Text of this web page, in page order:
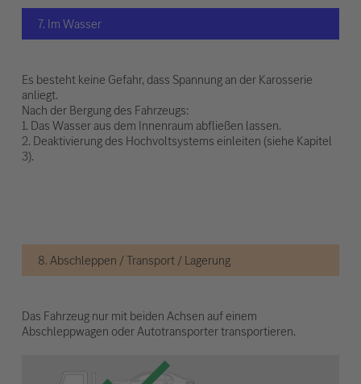
7. Im Wasser
Es besteht keine Gefahr, dass Spannung an der Karosserie
anliegt.
Nach der Bergung des Fahrzeugs:
1. Das Wasser aus dem Innenraum abfließen lassen.
2. Deaktivierung des Hochvoltsystems einleiten (siehe Kapitel
3).
8. Abschleppen / Transport / Lagerung
Das Fahrzeug nur mit beiden Achsen auf einem
Abschleppwagen oder Autotransporter transportieren.